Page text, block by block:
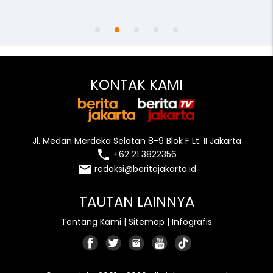
KONTAK KAMI
Jl. Medan Merdeka Selatan 8-9 Blok F Lt. II Jakarta
local_phone +62 21 3822356
email redaksi@beritajakarta.id
TAUTAN LAINNYA
Tentang Kami | Sitemap | Infografis